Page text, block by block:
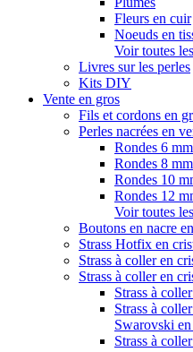
Fleurs en cuir
Noeuds en
Voir toutes
Livres sur les perles
Kits DIY
Vente en gros
Fils et cordons en
Perles nacrées en
Rondes 6 mm
Rondes 8 mm
Rondes 10
Rondes 12
Voir toutes
Boutons en nacre
Strass Hotfix en
Strass à coller en
Strass à coller en
Strass à
Strass à
Swarovski
Strass à